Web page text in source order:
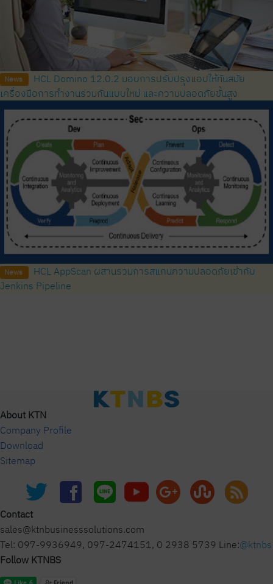
News
HCL Domino 12.0.2 มอบการปรับปรุงแอปให้ทันสมัย ​​
เครื่องมือการทำงานร่วมกันแบบใหม่ และความปลอดภัยขั้นสูง
News
HCL AppScan ผสานรวมการสแกนความปลอดภัยเข้ากับ
Jenkins Pipeline
About KTN
Company Profile
Download
Sitemap
Contact
sales@ktnbusinesssolutions.com
Tel: 097-9936949, 097-2474151, 0 2938 5739 Line:@ktnbs
Follow KTNBS